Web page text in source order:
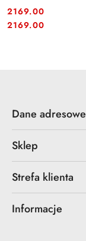
Cena:
2169.00
Cena:
2169.00
Dane adresowe
Sklep
Strefa klienta
Informacje